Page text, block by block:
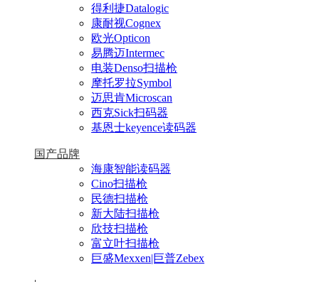
得利捷Datalogic
康耐视Cognex
欧光Opticon
易腾迈Intermec
电装Denso扫描枪
摩托罗拉Symbol
迈思肯Microscan
西克Sick扫码器
基恩士keyence读码器
国产品牌
海康智能读码器
Cino扫描枪
民德扫描枪
新大陆扫描枪
欣技扫描枪
富立叶扫描枪
巨盛Mexxen|巨普Zebex